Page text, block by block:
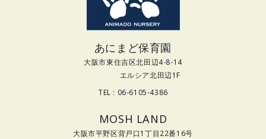
あにまど保育園
大阪市東住吉区北田辺4-8-14
エルシア北田辺1F
TEL : 06-6105-4386
MOSH LAND
大阪市平野区背戸口1丁目22番16号